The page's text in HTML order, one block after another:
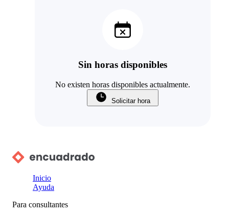
Sin horas disponibles
No existen horas disponibles actualmente.
Solicitar hora
Inicio
Ayuda
Para consultantes